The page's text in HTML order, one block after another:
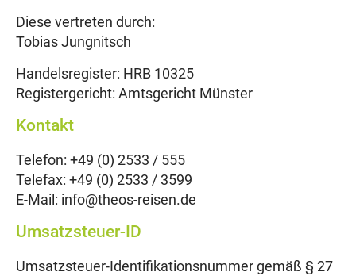
Diese vertreten durch:
Tobias Jungnitsch
Handelsregister: HRB 10325
Registergericht: Amtsgericht Münster
Kontakt
Telefon: +49 (0) 2533 / 555
Telefax: +49 (0) 2533 / 3599
E-Mail: info@theos-reisen.de
Umsatzsteuer-ID
Umsatzsteuer-Identifikationsnummer gemäß § 27